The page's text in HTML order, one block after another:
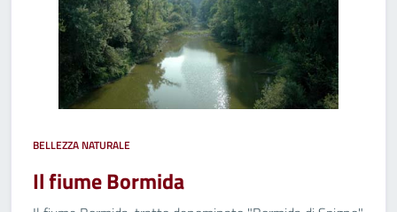
BELLEZZA NATURALE
Il fiume Bormida